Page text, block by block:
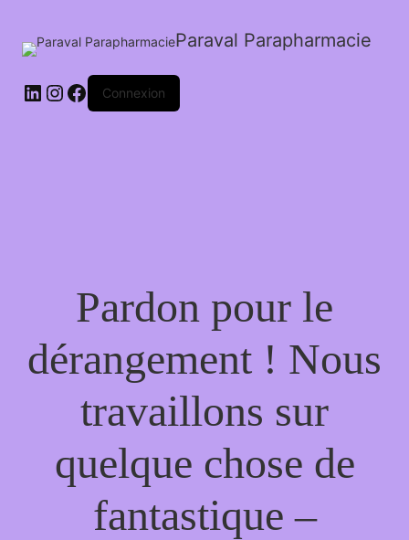
Paraval Parapharmacie
LinkedIn
Instagram
FacebookConnexion
Pardon pour le
dérangement ! Nous
travaillons sur
quelque chose de
fantastique –